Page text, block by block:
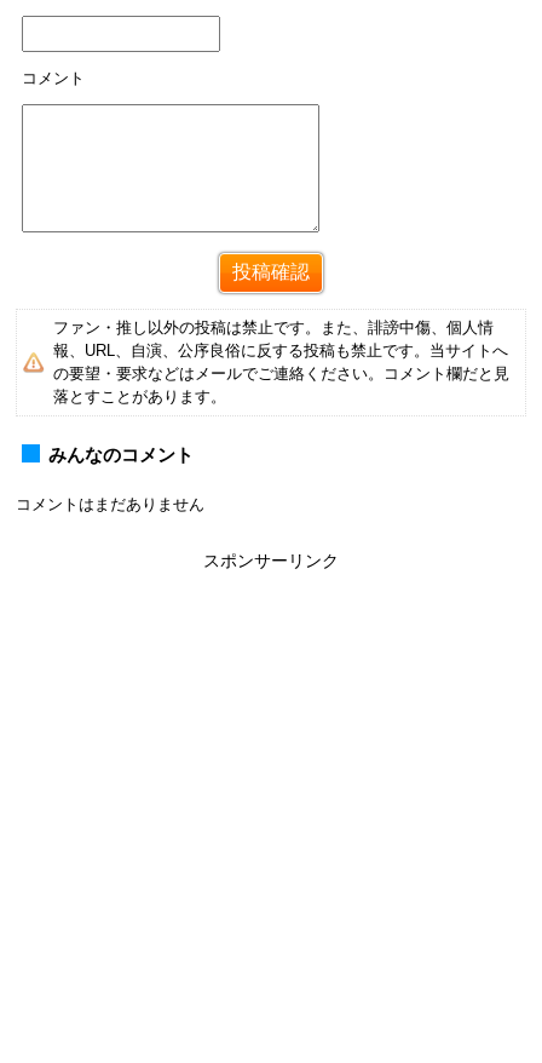
コメント
ファン・推し以外の投稿は禁止です。また、誹謗中傷、個人情
報、URL、自演、公序良俗に反する投稿も禁止です。当サイトへ
の要望・要求などはメールでご連絡ください。コメント欄だと見
落とすことがあります。
みんなのコメント
コメントはまだありません
スポンサーリンク